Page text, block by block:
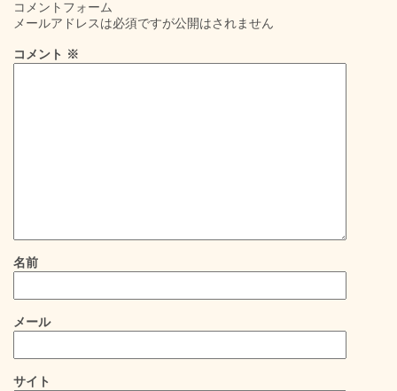
コメントフォーム
メールアドレスは必須ですが公開はされません
コメント ※
名前
メール
サイト